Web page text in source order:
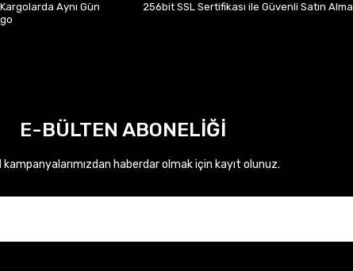
Aynı Gün
256bit SSL Sertifikası ile Güvenli Satın Alma
E-BÜLTEN ABONELİĞİ
kampanyalarımızdan haberdar olmak için kayıt olunuz.